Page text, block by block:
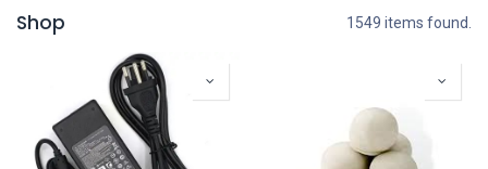
Shop 1549 items found.